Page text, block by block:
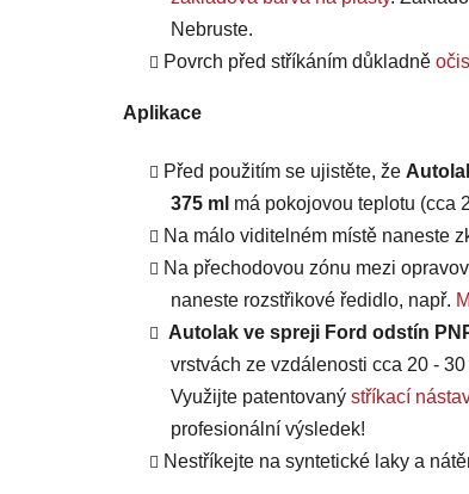
Nebruste.
Povrch před stříkáním důkladně
Aplikace
Před použitím se ujistěte, že
375 ml má pokojovou teplotu (cca
Na málo viditelném místě naneste
Na přechodovou zónu mezi
naneste rozstřikové ředidlo, např.
Autolak ve spreji Ford odstín
vrstvách ze vzdálenosti cca 20 -
Využijte patentovaný stříkací
profesionální výsledek!
Nestříkejte na syntetické laky a